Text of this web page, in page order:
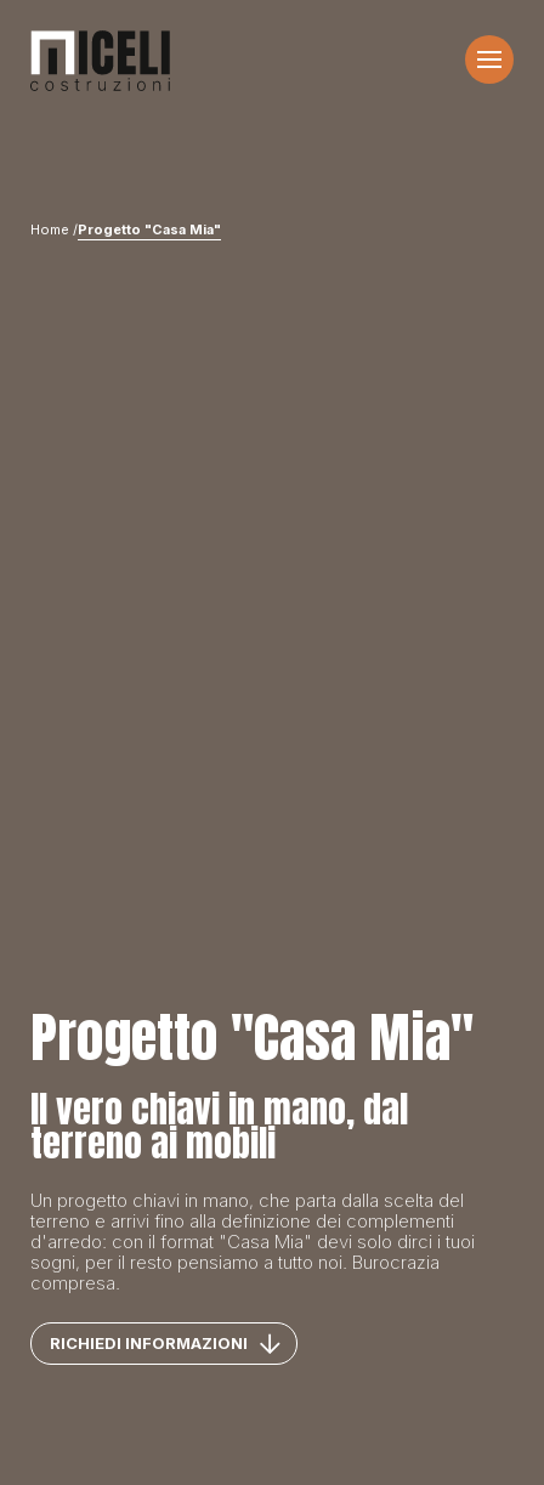
Home Progetto "Casa Mia"
Progetto "Casa Mia"
Il vero chiavi in mano, dal
terreno ai mobili
Un progetto chiavi in mano, che parta dalla scelta del
terreno e arrivi fino alla definizione dei complementi
d'arredo: con il format "Casa Mia" devi solo dirci i tuoi
sogni, per il resto pensiamo a tutto noi. Burocrazia
compresa.
RICHIEDI INFORMAZIONI